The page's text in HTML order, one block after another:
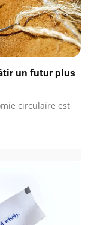
un futur plus
circulaire est